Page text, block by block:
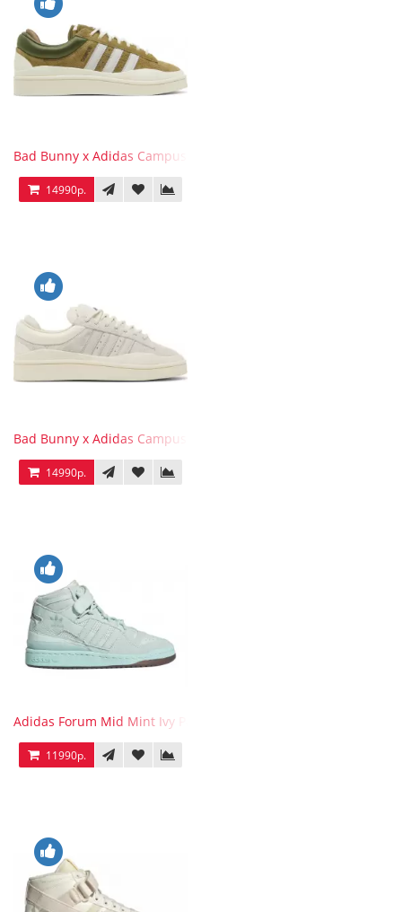
Bad Bunny x Adidas Campus Wild Moss
14990р.
Bad Bunny x Adidas Campus Light
14990р.
Adidas Forum Mid Mint Ivy Park
11990р.